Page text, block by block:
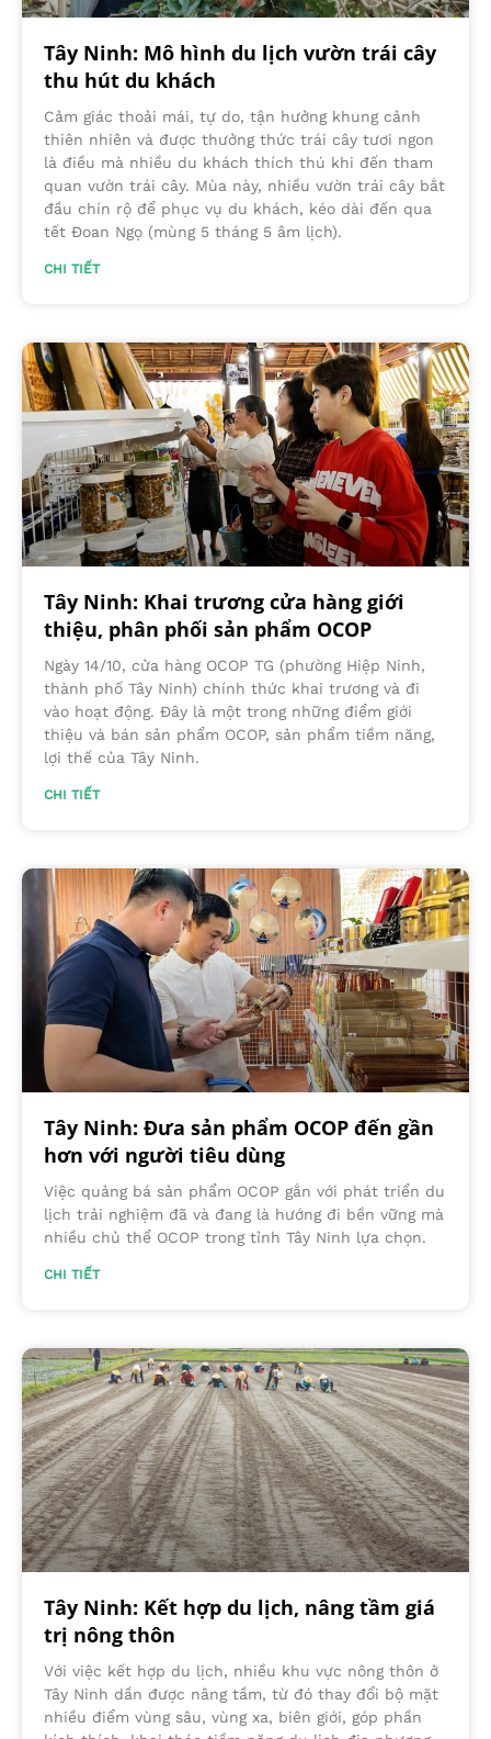
Tây Ninh: Mô hình du lịch vườn trái cây
thu hút du khách
Cảm giác thoải mái, tự do, tận hưởng khung cảnh
thiên nhiên và được thưởng thức trái cây tươi ngon
là điều mà nhiều du khách thích thú khi đến tham
quan vườn trái cây. Mùa này, nhiều vườn trái cây bắt
đầu chín rộ để phục vụ du khách, kéo dài đến qua
tết Đoan Ngọ (mùng 5 tháng 5 âm lịch).
CHI TIẾT
Tây Ninh: Khai trương cửa hàng giới
thiệu, phân phối sản phẩm OCOP
Ngày 14/10, cửa hàng OCOP TG (phường Hiệp Ninh,
thành phố Tây Ninh) chính thức khai trương và đi
vào hoạt động. Đây là một trong những điểm giới
thiệu và bán sản phẩm OCOP, sản phẩm tiềm năng,
lợi thế của Tây Ninh.
CHI TIẾT
Tây Ninh: Đưa sản phẩm OCOP đến gần
hơn với người tiêu dùng
Việc quảng bá sản phẩm OCOP gắn với phát triển du
lịch trải nghiệm đã và đang là hướng đi bền vững mà
nhiều chủ thể OCOP trong tỉnh Tây Ninh lựa chọn.
CHI TIẾT
Tây Ninh: Kết hợp du lịch, nâng tầm giá
trị nông thôn
Với việc kết hợp du lịch, nhiều khu vực nông thôn ở
Tây Ninh dần được nâng tầm, từ đó thay đổi bộ mặt
nhiều điểm vùng sâu, vùng xa, biên giới, góp phần